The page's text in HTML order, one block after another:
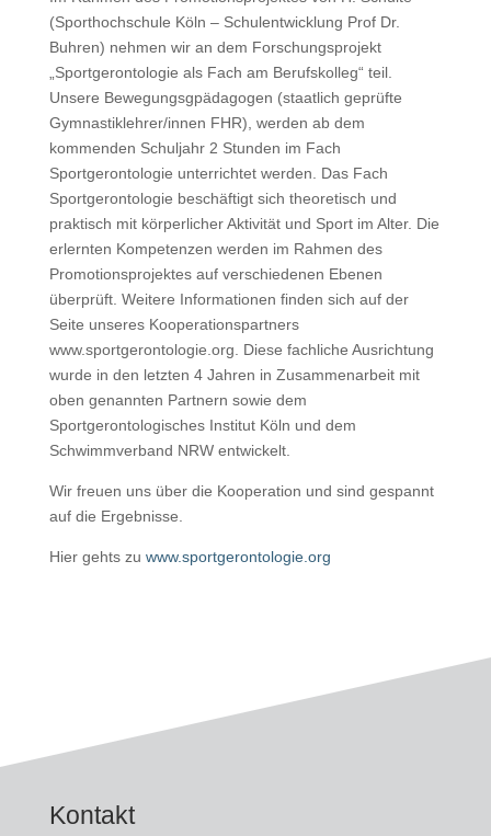
(Sporthochschule Köln – Schulentwicklung Prof Dr.
Buhren) nehmen wir an dem Forschungsprojekt
„Sportgerontologie als Fach am Berufskolleg“ teil.
Unsere Bewegungsgpädagogen (staatlich geprüfte
Gymnastiklehrer/innen FHR), werden ab dem
kommenden Schuljahr 2 Stunden im Fach
Sportgerontologie unterrichtet werden. Das Fach
Sportgerontologie beschäftigt sich theoretisch und
praktisch mit körperlicher Aktivität und Sport im Alter. Die
erlernten Kompetenzen werden im Rahmen des
Promotionsprojektes auf verschiedenen Ebenen
überprüft. Weitere Informationen finden sich auf der
Seite unseres Kooperationspartners
www.sportgerontologie.org. Diese fachliche Ausrichtung
wurde in den letzten 4 Jahren in Zusammenarbeit mit
oben genannten Partnern sowie dem
Sportgerontologisches Institut Köln und dem
Schwimmverband NRW entwickelt.
Wir freuen uns über die Kooperation und sind gespannt
auf die Ergebnisse.
Hier gehts zu www.sportgerontologie.org
Kontakt